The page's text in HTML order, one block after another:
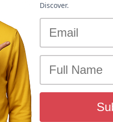
Search para el
(News Box) o los
es la proporción de
recibe a partir de
resultados de
nuestra
basándonos en el
posiciones de
de las posiciones y
CTRs (tasas de
Discover.